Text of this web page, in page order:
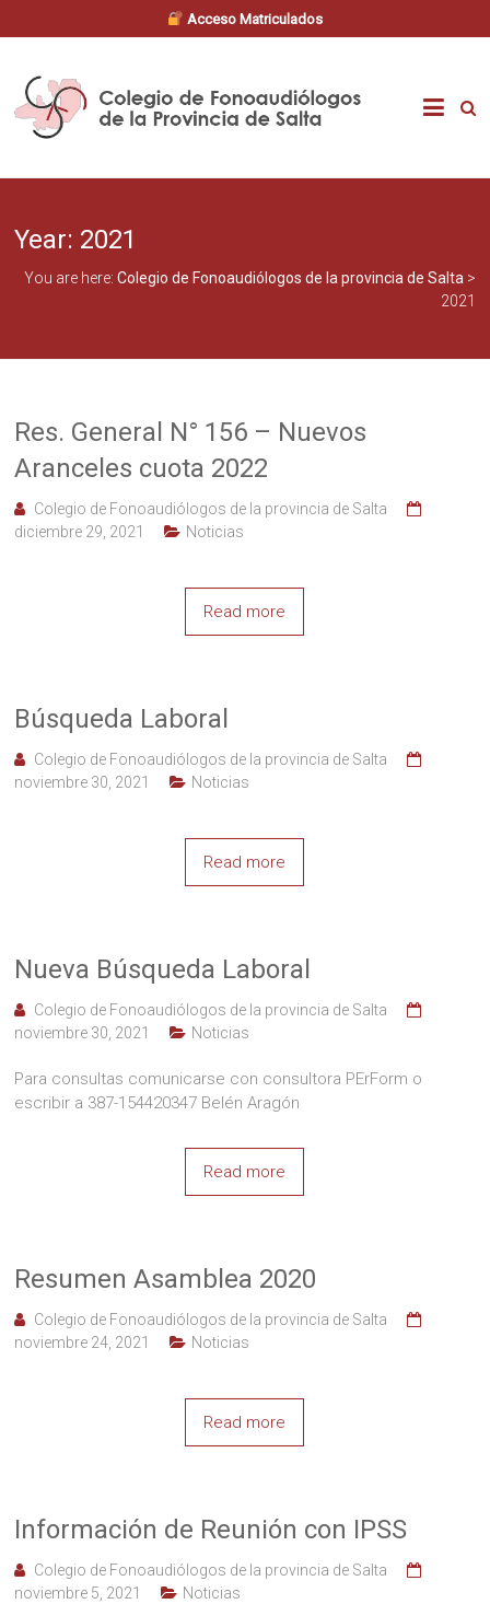
Acceso Matriculados
content
Colegio
de
de
provincia
Salta
fono
salta
Year: 2021
You are here: Colegio de Fonoaudiólogos de la provincia de Salta>
2021
Res. General N° 156 – Nuevos
Aranceles cuota 2022
Colegio de Fonoaudiólogos de la provincia de Salta
diciembre 29, 2021
Noticias
Read more
Búsqueda Laboral
Colegio de Fonoaudiólogos de la provincia de Salta
noviembre 30, 2021
Noticias
Read more
Nueva Búsqueda Laboral
Colegio de Fonoaudiólogos de la provincia de Salta
noviembre 30, 2021
Noticias
Para consultas comunicarse con consultora PErForm o
escribir a 387-154420347 Belén Aragón
Read more
Resumen Asamblea 2020
Colegio de Fonoaudiólogos de la provincia de Salta
noviembre 24, 2021
Noticias
Read more
Información de Reunión con IPSS
Colegio de Fonoaudiólogos de la provincia de Salta
noviembre 5, 2021
Noticias